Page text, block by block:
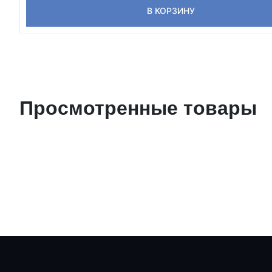
В КОРЗИНУ
Просмотренные товары